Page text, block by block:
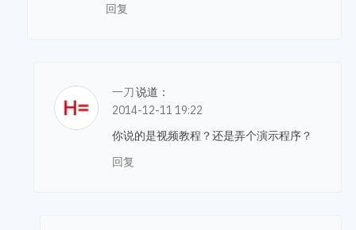
回复
一刀说道：
2014-12-11 19:22
你说的是视频教程？还是弄个演示程序？
回复